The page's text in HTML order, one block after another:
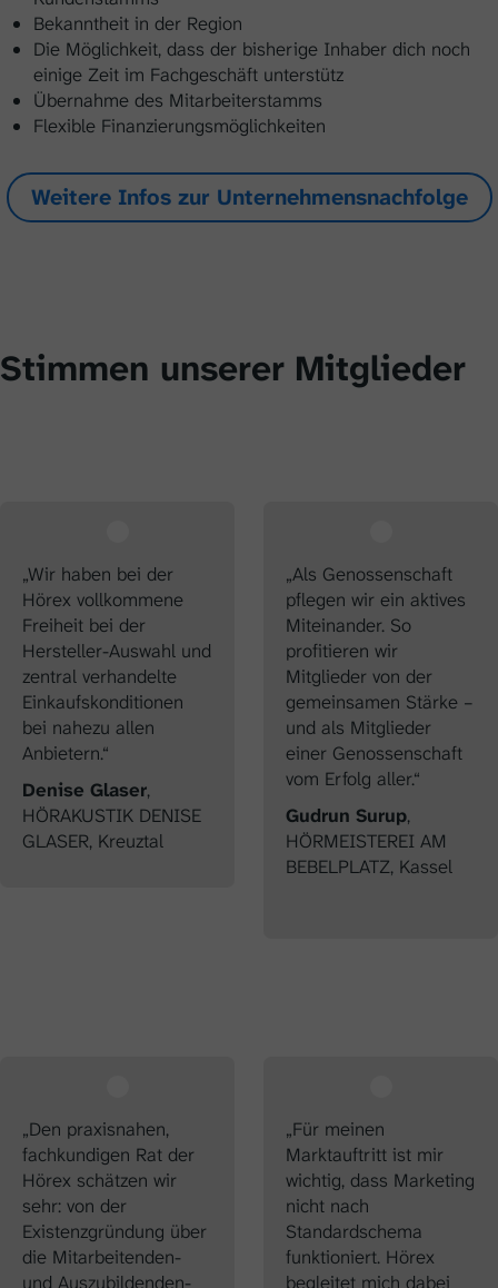
Bekanntheit in der Region
Die Möglichkeit, dass der bisherige Inhaber dich noch
einige Zeit im Fachgeschäft unterstütz
Übernahme des Mitarbeiterstamms
Flexible Finanzierungsmöglichkeiten
Weitere Infos zur Unternehmensnachfolge
Stimmen unserer Mitglieder
„Wir haben bei der
Hörex vollkommene
Freiheit bei der
Hersteller-Auswahl und
zentral verhandelte
Einkaufskonditionen
bei nahezu allen
Anbietern.“
Denise Glaser,
HÖRAKUSTIK DENISE
GLASER, Kreuztal
„Als Genossenschaft
pflegen wir ein aktives
Miteinander. So
profitieren wir
Mitglieder von der
gemeinsamen Stärke –
und als Mitglieder
einer Genossenschaft
vom Erfolg aller.“
Gudrun Surup,
HÖRMEISTEREI AM
BEBELPLATZ, Kassel
„Den praxisnahen,
fachkundigen Rat der
Hörex schätzen wir
sehr: von der
Existenzgründung über
die Mitarbeitenden-
und Auszubildenden-
„Für meinen
Marktauftritt ist mir
wichtig, dass Marketing
nicht nach
Standardschema
funktioniert. Hörex
begleitet mich dabei